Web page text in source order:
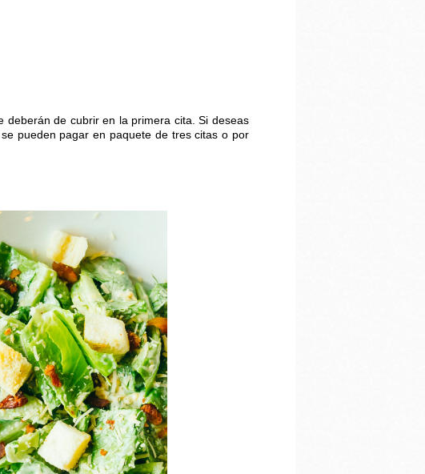
deberán de cubrir en la primera cita. Si deseas
pueden pagar en paquete de tres citas o por